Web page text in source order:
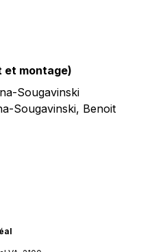
et montage)
Sougavinski
Sougavinski, Benoit